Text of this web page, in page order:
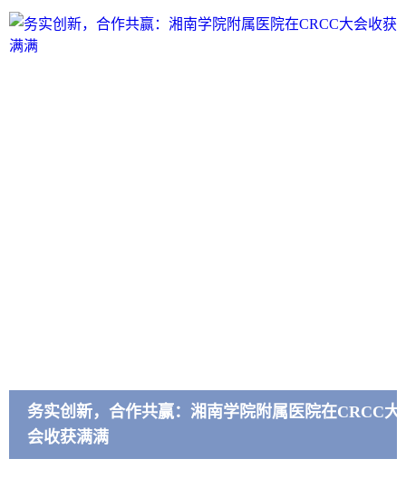
务实创新，合作共赢：湘南学院附属医院在CRCC大
会收获满满